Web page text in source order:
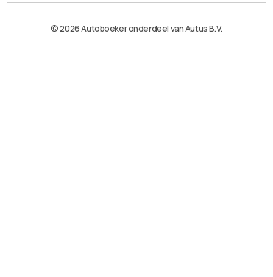
© 2026 Autoboeker onderdeel van Autus B.V.